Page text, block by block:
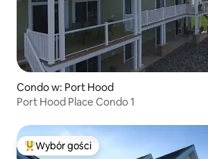
Condo w: Port Hood
Port Hood Place Condo 1
Najpopularniejsze z kategorii Wybór gości
Wybór gości